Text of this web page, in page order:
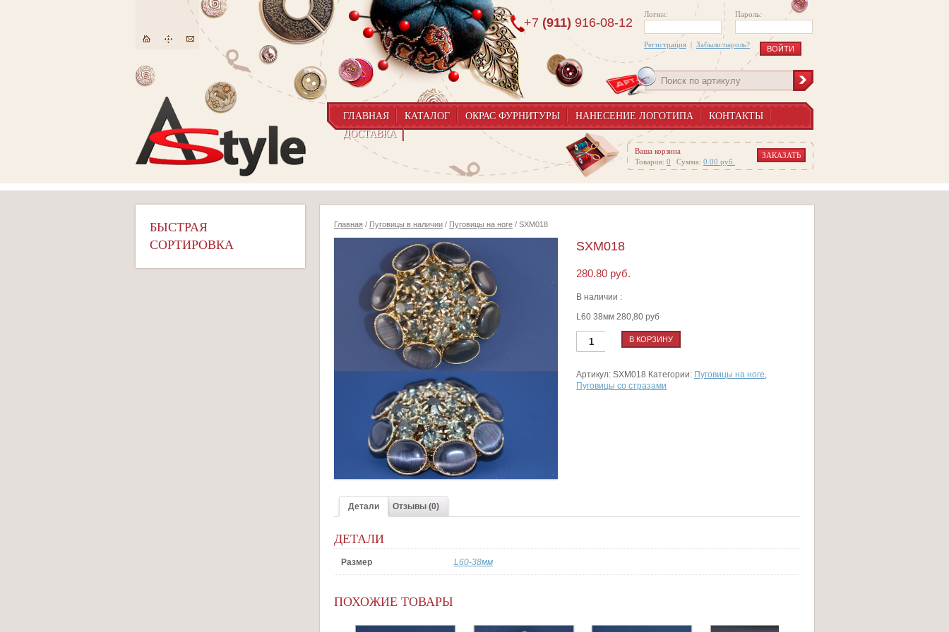
Логин: Пароль:
Регистрация | Забыли пароль?
+7 (911) 916-08-12
ГЛАВНАЯ КАТАЛОГ ОКРАС ФУРНИТУРЫ НАНЕСЕНИЕ ЛОГОТИПА
КОНТАКТЫ
ДОСТАВКА
Ваша корзина
Товаров: 0 Сумма: 0.00 руб.
ЗАКАЗАТЬ
БЫСТРАЯ
СОРТИРОВКА
Главная / Пуговицы в наличии / Пуговицы на ноге / SXM018
SXM018
280.80 руб.
В наличии :
L60 38мм 280,80 руб
Количество
SXM018
В КОРЗИНУ
Артикул:SXM018 Категории: Пуговицы на ноге,
Пуговицы со стразами
Детали Отзывы (0)
ДЕТАЛИ
Размер L60-38мм
ПОХОЖИЕ ТОВАРЫ